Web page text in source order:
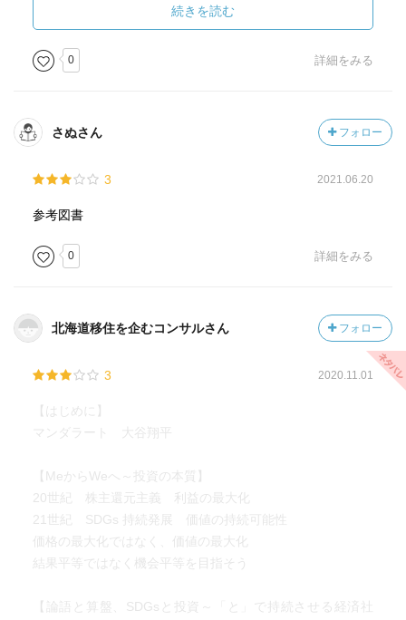
id=87518&pg=20210921
中秋の名月 ～ The harvest moon is the full moon ～
（20210922）
続きを読む
0 詳細をみる
さぬさん フォロー
3 2021.06.20
参考図書
0 詳細をみる
北海道移住を企むコンサルさん フォロー
3 2020.11.01
【はじめに】
マンダラート 大谷翔平
【MeからWeへ～投資の本質】
20世紀 株主還元主義 利益の最大化
21世紀 SDGs 持続発展 価値の持続可能性
価格の最大化ではなく、価値の最大化
結果平等ではなく機会平等を目指そう
【論語と算盤、SDGsと投資～「と」で持続させる経済社